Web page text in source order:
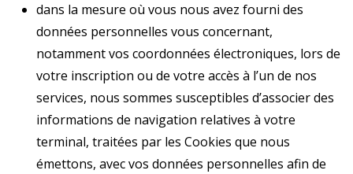
dans la mesure où vous nous avez fourni des
données personnelles vous concernant,
notamment vos coordonnées électroniques, lors de
votre inscription ou de votre accès à l’un de nos
services, nous sommes susceptibles d’associer des
informations de navigation relatives à votre
terminal, traitées par les Cookies que nous
émettons, avec vos données personnelles afin de